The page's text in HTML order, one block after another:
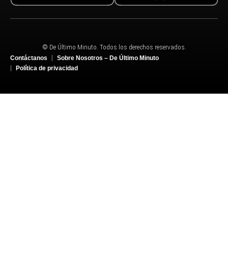
© De Último Minuto. Todos los derechos reservados.
Contáctanos
Sobre Nosotros – De Último Minuto
Política de privacidad